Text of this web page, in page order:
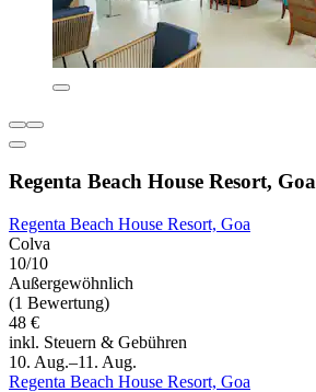
Regenta Beach House Resort, Goa
Regenta Beach House Resort, Goa
Colva
10/10
Außergewöhnlich
(1 Bewertung)
48 €
inkl. Steuern & Gebühren
10. Aug.–11. Aug.
Regenta Beach House Resort, Goa